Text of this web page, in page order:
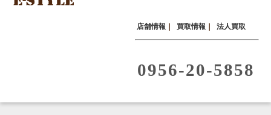
店舗情報 買取情報 法人買取
0956-20-5858